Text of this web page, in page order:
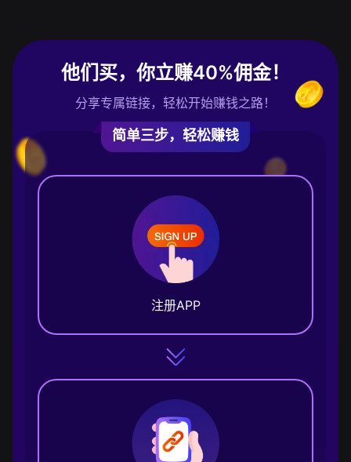
他们买，你立赚40%佣金！
分享专属链接，轻松开始赚钱之路！
简单三步，轻松赚钱
注册APP